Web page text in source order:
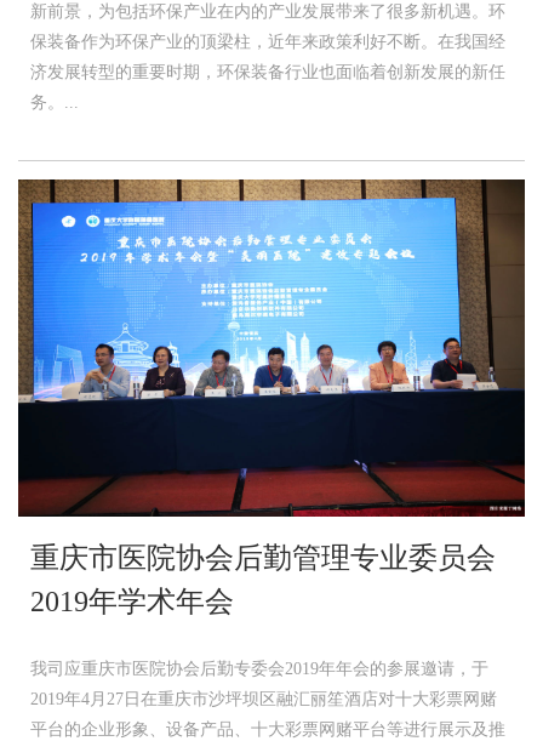
新前景，为包括环保产业在内的产业发展带来了很多新机遇。环
保装备作为环保产业的顶梁柱，近年来政策利好不断。在我国经
济发展转型的重要时期，环保装备行业也面临着创新发展的新任
务。...
重庆市医院协会后勤管理专业委员会
2019年学术年会
我司应重庆市医院协会后勤专委会2019年年会的参展邀请，于
2019年4月27日在重庆市沙坪坝区融汇丽笙酒店对十大彩票网赌
平台的企业形象、设备产品、十大彩票网赌平台等进行展示及推